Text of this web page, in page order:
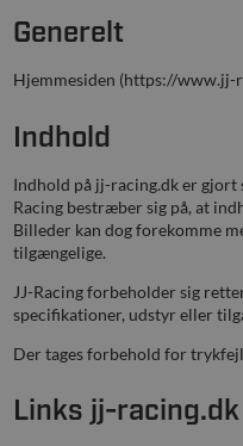
Generelt
Hjemmesiden (https://www.jj-
Indhold
Indhold på jj-racing.dk er
Racing bestræber sig på, at
Billeder kan dog forekomme
tilgængelige.
JJ-Racing forbeholder sig
specifikationer, udstyr eller
Der tages forbehold for
Links jj-racing.dk